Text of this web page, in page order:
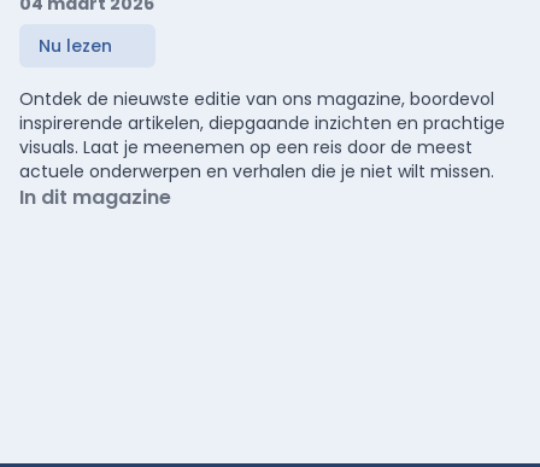
Nu lezen
Ontdek de nieuwste editie van ons magazine, boordevol
inspirerende artikelen, diepgaande inzichten en prachtige
visuals. Laat je meenemen op een reis door de meest
actuele onderwerpen en verhalen die je niet wilt missen.
In dit magazine